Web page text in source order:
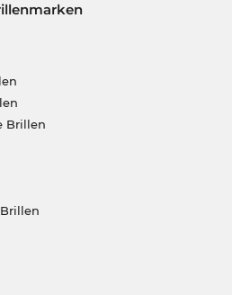
Brillen